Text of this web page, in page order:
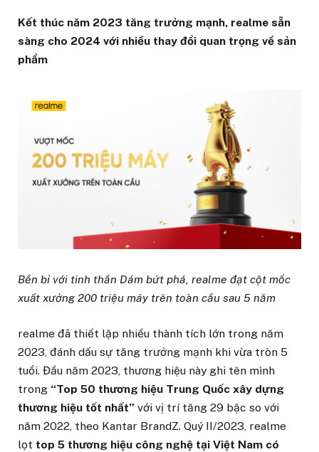
Kết thúc năm 2023 tăng trưởng mạnh, realme sẵn
sàng cho 2024 với nhiều thay đổi quan trọng về sản
phẩm
Bền bỉ với tinh thần Dám bứt phá, realme đạt cột mốc
xuất xưởng 200 triệu máy trên toàn cầu sau 5 năm
realme đã thiết lập nhiều thành tích lớn trong năm
2023, đánh dấu sự tăng trưởng mạnh khi vừa tròn 5
tuổi. Đầu năm 2023, thương hiệu này ghi tên mình
trong “Top 50 thương hiệu Trung Quốc xây dựng
thương hiệu tốt nhất” với vị trí tăng 29 bậc so với
năm 2022, theo Kantar BrandZ. Quý II/2023, realme
lọt top 5 thương hiệu công nghệ tại Việt Nam có